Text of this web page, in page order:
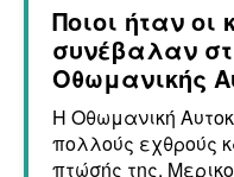
Ποιοι ήταν οι
συνέβαλαν
Οθωμανικής
Η Οθωμανική
πολλούς εχθρούς
πτώσής της.